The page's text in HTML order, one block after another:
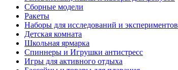
Сборные модели
Ракеты
Наборы для исследований и экспериментов
Детская комната
Школьная ярмарка
Спиннеры и Игрушки антистресс
Игры для активного отдыха